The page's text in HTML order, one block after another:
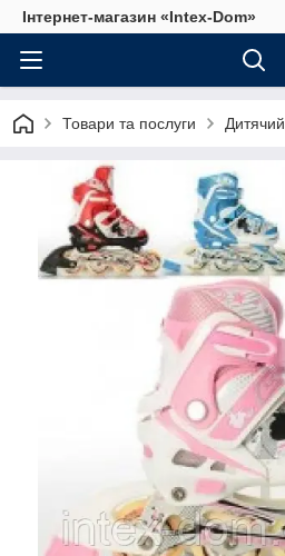
Інтернет-магазин «Intex-Dom»
Товари та послуги